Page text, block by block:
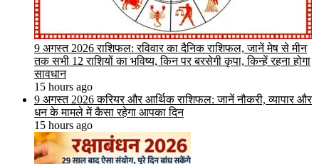
9 अगस्त 2026 राशिफल: रविवार का दैनिक राशिफल, जानें मेष से मीन
तक सभी 12 राशियों का भविष्य, किन पर बरसेगी कृपा, किन्हें रहना होगा
सावधान
15 hours ago
9 अगस्त 2026 करियर और आर्थिक राशिफल: जानें नौकरी, व्यापार और
धन के मामले में कैसा रहेगा आपका दिन
15 hours ago